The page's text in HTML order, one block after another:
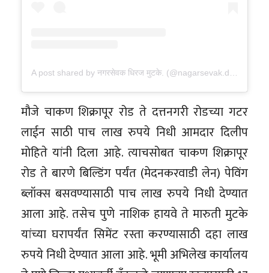
A post shared by नगरसेवक धिरज मुटके. (@nagarsevak.dhiraj.mutke)
मौजे चाकण शिक्रापूर रोड ते दत्तनगरी रोडच्या गटर
लाईन साठी पाच लाख रुपये निधी आमदार दिलीप
मोहिते यांनी दिला आहे. त्याचसोबत चाकण शिक्रापूर
रोड ते बारणे बिल्डिंग पर्यंत (मेदनकरवाडी लेन) पेविंग
ब्लॉक्स बसवण्यासाठी पाच लाख रुपये निधी देण्यात
आला आहे. तसेच पुणे नाशिक हायवे ते मारुती मुटके
यांच्या घरापर्यंत सिमेंट रस्ता करण्यासाठी दहा लाख
रुपये निधी देण्यात आला आहे. भूमी अभिलेख कार्यालय